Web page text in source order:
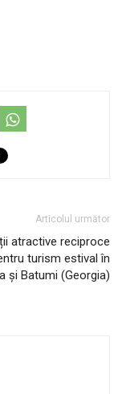
Articolul următor
atractive reciproce
turism estival în
și Batumi (Georgia)